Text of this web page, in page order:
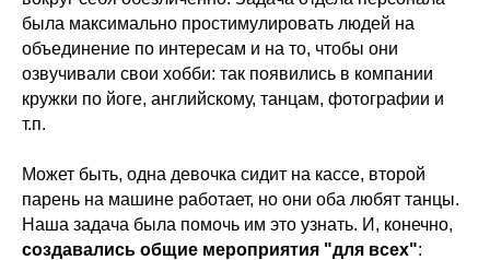
была максимально простимулировать людей на
объединение по интересам и на то, чтобы они
озвучивали свои хобби: так появились в компании
кружки по йоге, английскому, танцам, фотографии и
т.п.
Может быть, одна девочка сидит на кассе, второй
парень на машине работает, но они оба любят танцы.
Наша задача была помочь им это узнать. И, конечно,
создавались общие мероприятия "для всех":